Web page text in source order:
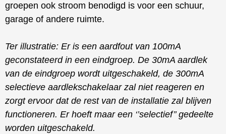
groepen ook stroom benodigd is voor een schuur,
garage of andere ruimte.
Ter illustratie: Er is een aardfout van 100mA
geconstateerd in een eindgroep. De 30mA aardlek
van de eindgroep wordt uitgeschakeld, de 300mA
selectieve aardlekschakelaar zal niet reageren en
zorgt ervoor dat de rest van de installatie zal blijven
functioneren. Er hoeft maar een ‘’selectief’’ gedeelte
worden uitgeschakeld.